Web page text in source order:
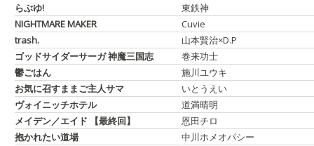
らぶゆ!
東鉄神
NIGHTMARE MAKER
Cuvie
trash.
山本賢治×D.P
ゴッドサイダーサーガ神魔三国志
巻来功士
鬱ごはん
施川ユウキ
お気に召すままご主人サマ
いとうえい
ヴォイニッチホテル
道満晴明
メイデン／エイド
【最終回】
恩田チロ
抱かれたい道場
中川ホメオパシー